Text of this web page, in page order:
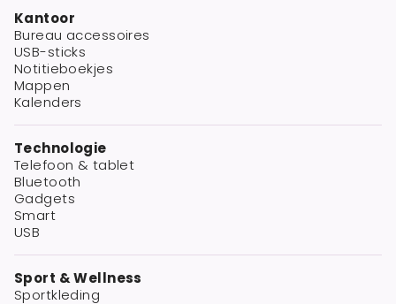
Kantoor
Bureau accessoires
USB-sticks
Notitieboekjes
Mappen
Kalenders
Technologie
Telefoon & tablet
Bluetooth
Gadgets
Smart
USB
Sport & Wellness
Sportkleding